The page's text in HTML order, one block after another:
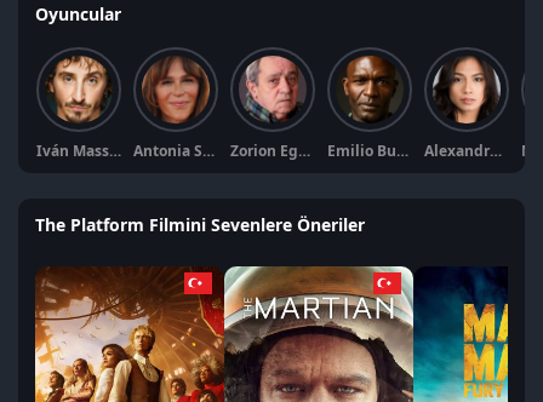
Oyuncular
Iván Massagué Antonia San Juan Zorion Eguileor Emilio Buale Alexandra Masangkay
The Platform Filmini Sevenlere Öneriler